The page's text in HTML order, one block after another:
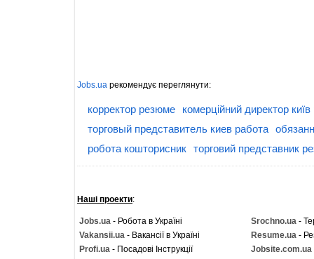
Jobs.ua рекомендує переглянути:
корректор резюме
комерційний директор
торговый представитель киев работа
робота кошторисник торговий представник
Наші проекти:
Jobs.ua - Робота в Україні Srochno.ua -
Vakansii.ua - Вакансії в Україні Resume.ua -
Profi.ua - Посадові Інструкції Jobsite.com.ua